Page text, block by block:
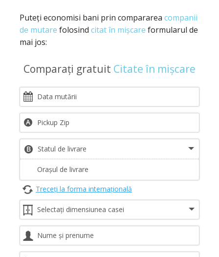
Puteți economisi bani prin compararea companii
de mutare folosind citat în mișcare formularul de
mai jos:
Comparați gratuit Citate în mișcare
Treceți la forma internațională